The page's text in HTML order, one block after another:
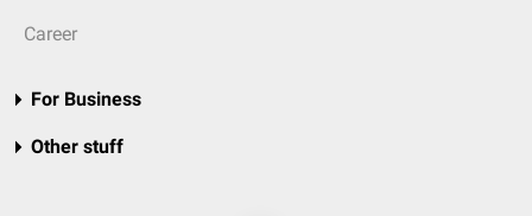
Career
For Business
Other stuff